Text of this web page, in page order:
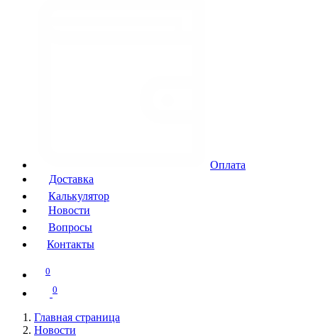
Оплата
Доставка
Калькулятор
Новости
Вопросы
Контакты
0
0
Главная страница
Новости